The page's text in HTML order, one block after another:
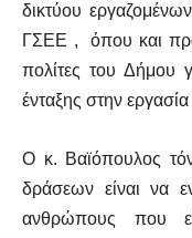
δικτύου
ΓΣΕΕ , όπου και
πολίτες του Δήμου
ένταξης στην
Ο κ. Βαϊόπουλος
δράσεων είναι να
ανθρώπους που